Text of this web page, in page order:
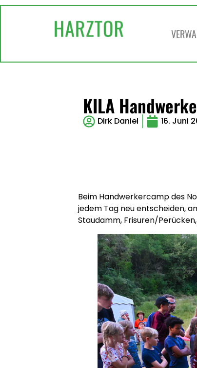
KILA
Dirk Daniel 16. Juni
Beim Handwerkercamp des
jedem Tag neu entscheiden,
Staudamm, Frisuren/